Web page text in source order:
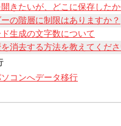
きたいが、どこに保存した
の階層に制限はありますか？
生成の文字数について
消去する方法を教えてくだ
コンへデータ移行